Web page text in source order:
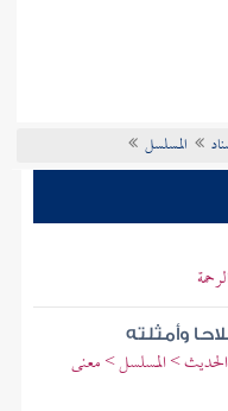
المسلسل
وأمثلته
> المسلسل > معنى